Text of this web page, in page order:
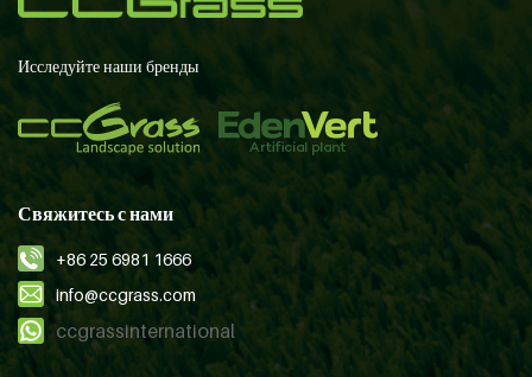
Исследуйте наши бренды
Свяжитесь с нами
+86 25 6981 1666
info@ccgrass.com
ccgrassinternational